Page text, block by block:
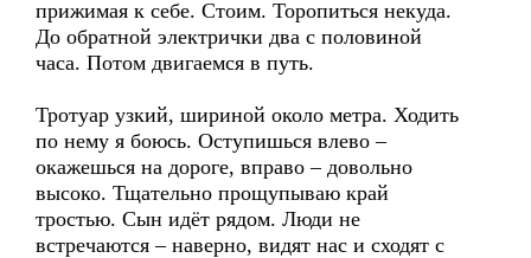
прижимая к себе. Стоим. Торопиться некуда.
До обратной электрички два с половиной
часа. Потом двигаемся в путь.
Тротуар узкий, шириной около метра. Ходить
по нему я боюсь. Оступишься влево –
окажешься на дороге, вправо – довольно
высоко. Тщательно прощупываю край
тростью. Сын идёт рядом. Люди не
встречаются – наверно, видят нас и сходят с